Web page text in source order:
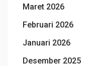
Maret 2026
Februari 2026
Januari 2026
Desember 2025